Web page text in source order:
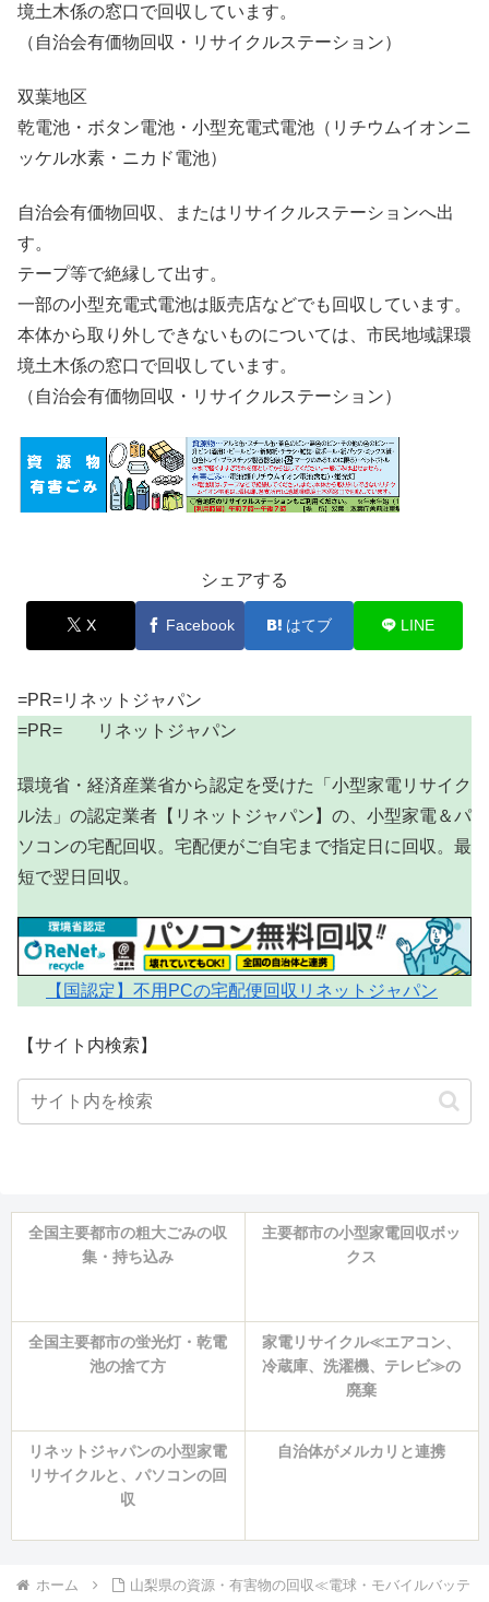
境土木係の窓口で回収しています。
（自治会有価物回収・リサイクルステーション）
双葉地区
乾電池・ボタン電池・小型充電式電池（リチウムイオンニ
ッケル水素・ニカド電池）
自治会有価物回収、またはリサイクルステーションへ出
す。
テープ等で絶縁して出す。
一部の小型充電式電池は販売店などでも回収しています。
本体から取り外しできないものについては、市民地域課環
境土木係の窓口で回収しています。
（自治会有価物回収・リサイクルステーション）
シェアする
X Facebook はてブ LINE
=PR=リネットジャパン
=PR= リネットジャパン
環境省・経済産業省から認定を受けた「小型家電リサイク
ル法」の認定業者【リネットジャパン】の、小型家電＆パ
ソコンの宅配回収。宅配便がご自宅まで指定日に回収。最
短で翌日回収。
【国認定】不用PCの宅配便回収リネットジャパン
【サイト内検索】
全国主要都市の粗大ごみの収
集・持ち込み
主要都市の小型家電回収ボッ
クス
全国主要都市の蛍光灯・乾電
池の捨て方
家電リサイクル≪エアコン、
冷蔵庫、洗濯機、テレビ≫の
廃棄
リネットジャパンの小型家電
リサイクルと、パソコンの回
収
自治体がメルカリと連携
ホーム 山梨県の資源・有害物の回収≪電球・モバイルバッテ